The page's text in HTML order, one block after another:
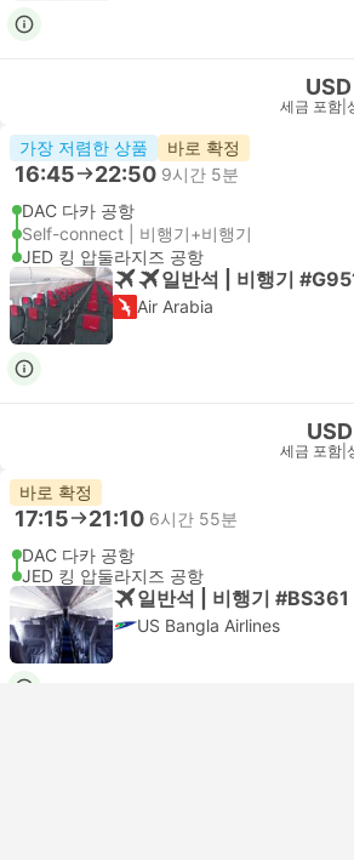
세금 포함
가장 저렴한 상품 바로 확정
16:45 22:50 9시간 5분
DAC 다카 공항
Self-connect | 비행기+비행기
JED 킹 압둘라지즈 공항
일반석 | 비행기
Air Arabia
세금 포함
바로 확정
17:15 21:10 6시간 55분
DAC 다카 공항
JED 킹 압둘라지즈 공항
일반석 | 비행기 #BS361
US Bangla Airlines